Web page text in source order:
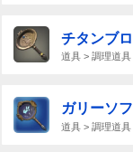
チタンブ
道具 > 調理道具
ガリーソ
道具 > 調理道具